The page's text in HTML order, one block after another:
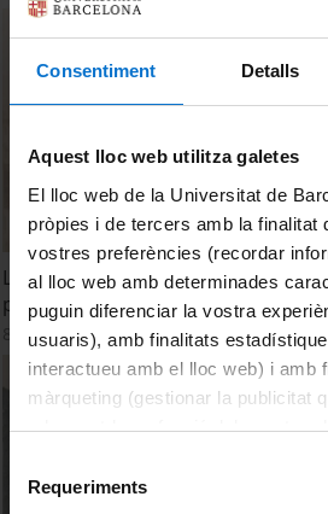
Consentiment Detalls
Aquest lloc web utilitza galetes
El lloc web de la Universitat de
pròpies i de tercers amb la finalitat
vostres preferències (recordar
al lloc web amb determinades
puguin diferenciar la vostra
usuaris), amb finalitats
interactueu amb el lloc web) i amb
màrqueting (gestionar la publicitat
adequant-la en funció dels vostres
consultar laPolítica de galetes
Requeriments
La Universitat de Barcelona. Del
plantejament de l'autonomia
8 April, 2026